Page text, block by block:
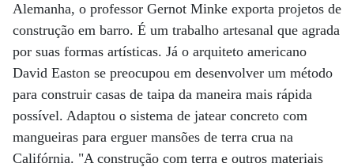
Alemanha, o professor Gernot Minke exporta projetos de
construção em barro. É um trabalho artesanal que agrada
por suas formas artísticas. Já o arquiteto americano
David Easton se preocupou em desenvolver um método
para construir casas de taipa da maneira mais rápida
possível. Adaptou o sistema de jatear concreto com
mangueiras para erguer mansões de terra crua na
Califórnia. "A construção com terra e outros materiais